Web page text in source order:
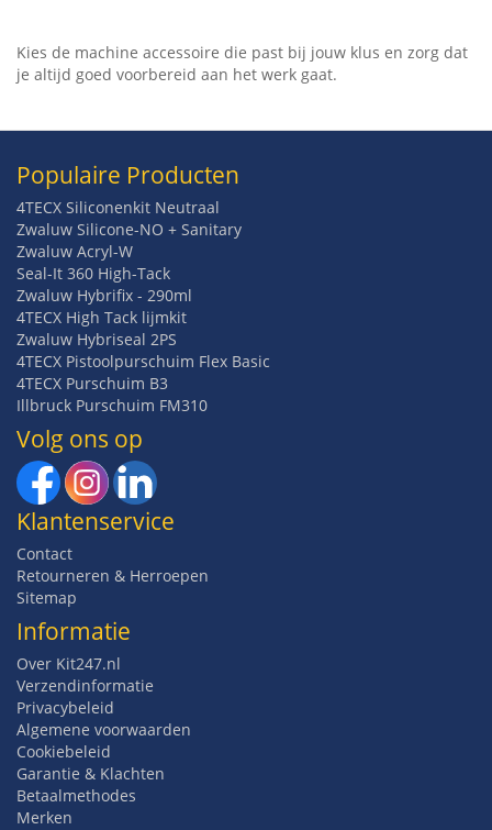
Kies de machine accessoire die past bij jouw klus en zorg dat
je altijd goed voorbereid aan het werk gaat.
Populaire Producten
4TECX Siliconenkit Neutraal
Zwaluw Silicone-NO + Sanitary
Zwaluw Acryl-W
Seal-It 360 High-Tack
Zwaluw Hybrifix - 290ml
4TECX High Tack lijmkit
Zwaluw Hybriseal 2PS
4TECX Pistoolpurschuim Flex Basic
4TECX Purschuim B3
Illbruck Purschuim FM310
Volg ons op
Klantenservice
Contact
Retourneren & Herroepen
Sitemap
Informatie
Over Kit247.nl
Verzendinformatie
Privacybeleid
Algemene voorwaarden
Cookiebeleid
Garantie & Klachten
Betaalmethodes
Merken